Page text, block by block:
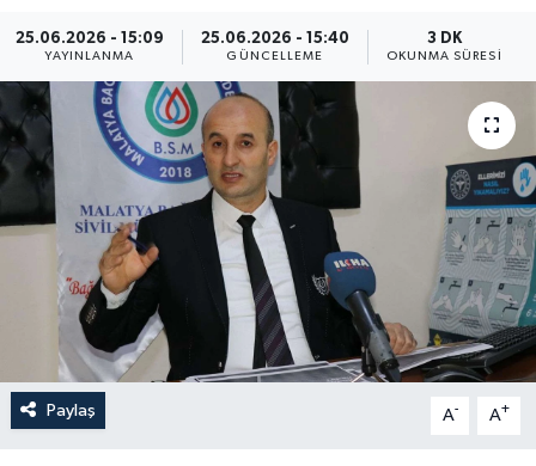
25.06.2026 - 15:09
YAYINLANMA
25.06.2026 - 15:40
GÜNCELLEME
3 DK
OKUNMA SÜRESI
Paylaş A- A+
Spor
Yaşam
Anali̇z
Bi̇li̇m & Teknoloji̇
Dünya
Eği̇ti̇m